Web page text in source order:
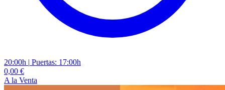
20:00h | Puertas: 17:00h
0,00 €
A la Venta